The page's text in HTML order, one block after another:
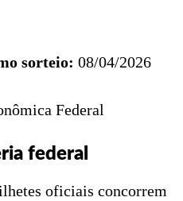
sorteio: 08/04/2026
Federal
federal
oficiais concorrem